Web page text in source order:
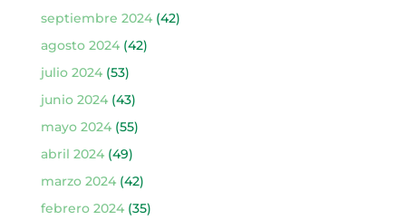
septiembre 2024(42)
agosto 2024(42)
julio 2024(53)
junio 2024(43)
mayo 2024(55)
abril 2024(49)
marzo 2024(42)
febrero 2024(35)